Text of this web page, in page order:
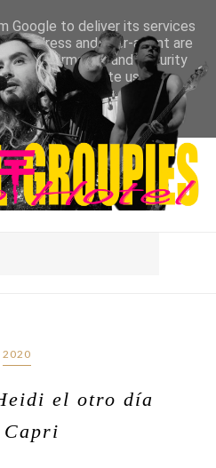
2020
el otro día
Capri
Google to deliver its services
address and user-agent are
performance and security
service, generate usage
address abuse.
GOT IT